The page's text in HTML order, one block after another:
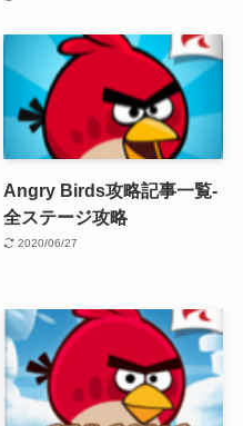
Angry Birds攻略記事一覧-
全ステージ攻略
2020/06/27